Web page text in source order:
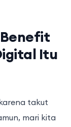
Itu
takut
mari kita